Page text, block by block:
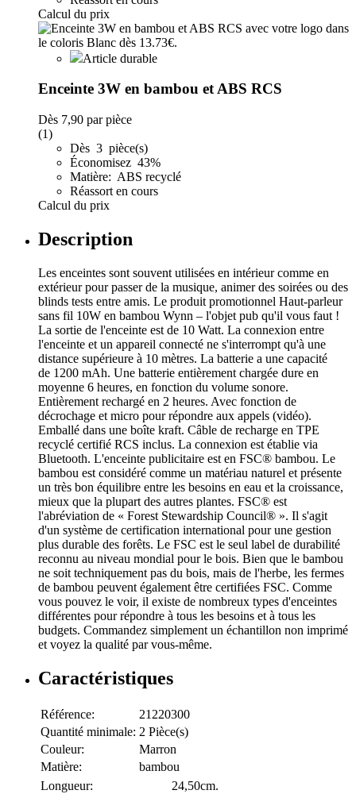
Calcul du prix
Article durable
Enceinte 3W en bambou et ABS RCS
Dès 7,90 par pièce
(1)
Dès 3 pièce(s)
Économisez 43%
Matière: ABS recyclé
Réassort en cours
Calcul du prix
Description
Les enceintes sont souvent utilisées en intérieur comme en
extérieur pour passer de la musique, animer des soirées ou des
blinds tests entre amis. Le produit promotionnel Haut-parleur
sans fil 10W en bambou Wynn – l'objet pub qu'il vous faut !
La sortie de l'enceinte est de 10 Watt. La connexion entre
l'enceinte et un appareil connecté ne s'interrompt qu'à une
distance supérieure à 10 mètres. La batterie a une capacité
de 1200 mAh. Une batterie entièrement chargée dure en
moyenne 6 heures, en fonction du volume sonore.
Entièrement rechargé en 2 heures. Avec fonction de
décrochage et micro pour répondre aux appels (vidéo).
Emballé dans une boîte kraft. Câble de recharge en TPE
recyclé certifié RCS inclus. La connexion est établie via
Bluetooth. L'enceinte publicitaire est en FSC® bambou. Le
bambou est considéré comme un matériau naturel et présente
un très bon équilibre entre les besoins en eau et la croissance,
mieux que la plupart des autres plantes. FSC® est
l'abréviation de « Forest Stewardship Council® ». Il s'agit
d'un système de certification international pour une gestion
plus durable des forêts. Le FSC est le seul label de durabilité
reconnu au niveau mondial pour le bois. Bien que le bambou
ne soit techniquement pas du bois, mais de l'herbe, les fermes
de bambou peuvent également être certifiées FSC. Comme
vous pouvez le voir, il existe de nombreux types d'enceintes
différentes pour répondre à tous les besoins et à tous les
budgets. Commandez simplement un échantillon non imprimé
et voyez la qualité par vous-même.
Caractéristiques
Référence:
21220300
Quantité minimale: 2 Pièce(s)
Couleur:
Marron
Matière:
bambou
Longueur:
24,50cm.